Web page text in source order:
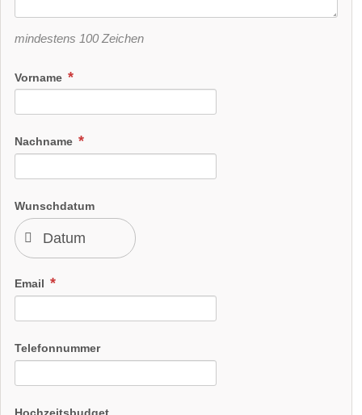
mindestens 100 Zeichen
Vorname
Nachname
Wunschdatum
Email
Telefonnummer